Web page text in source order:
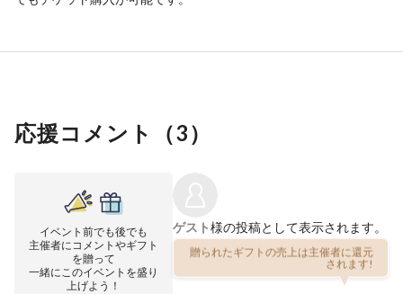
応援コメント（3）
イベント前でも後でも
主催者にコメントやギフト
を贈って
一緒にこのイベントを盛り
上げよう！
ゲスト様の投稿として表示されます。
贈られたギフトの売上は主催者に還元
されます!